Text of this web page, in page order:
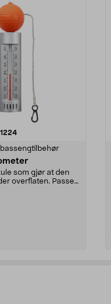
1224anmeldelser
som gjør at den
overflaten. Passer
av 5 stjerner